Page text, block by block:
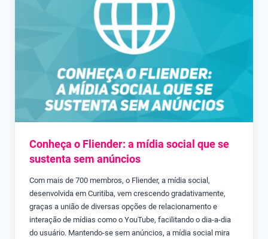
Conheça o Fliender: a mídia social que se
sustenta sem anúncios
Com mais de 700 membros, o Fliender, a mídia social,
desenvolvida em Curitiba, vem crescendo gradativamente,
graças a união de diversas opções de relacionamento e
interação de mídias como o YouTube, facilitando o dia-a-dia
do usuário. Mantendo-se sem anúncios, a mídia social mira